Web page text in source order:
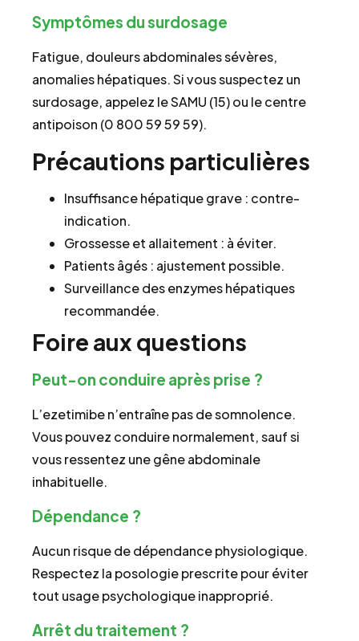
Symptômes du surdosage
Fatigue, douleurs abdominales sévères,
anomalies hépatiques. Si vous suspectez un
surdosage, appelez le SAMU (15) ou le centre
antipoison (0 800 59 59 59).
Précautions particulières
Insuffisance hépatique grave : contre-
indication.
Grossesse et allaitement : à éviter.
Patients âgés : ajustement possible.
Surveillance des enzymes hépatiques
recommandée.
Foire aux questions
Peut-on conduire après prise ?
L’ezetimibe n’entraîne pas de somnolence.
Vous pouvez conduire normalement, sauf si
vous ressentez une gêne abdominale
inhabituelle.
Dépendance ?
Aucun risque de dépendance physiologique.
Respectez la posologie prescrite pour éviter
tout usage psychologique inapproprié.
Arrêt du traitement ?